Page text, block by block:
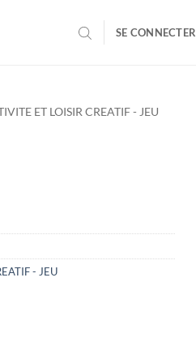
SE CONNECTER
ET LOISIR CREATIF - JEU
- JEU